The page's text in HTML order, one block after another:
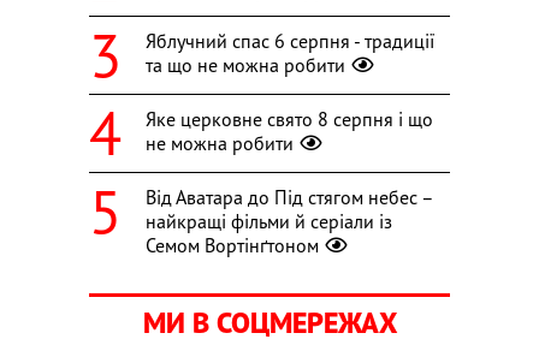
Яблучний спас 6 серпня - традиції
та що не можна робити
Яке церковне свято 8 серпня і що
не можна робити
Від Аватара до Під стягом небес –
найкращі фільми й серіали із
Семом Вортінґтоном
МИ В СОЦМЕРЕЖАХ